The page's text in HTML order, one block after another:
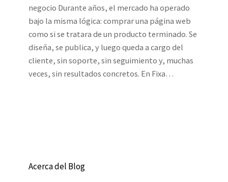
negocio Durante años, el mercado ha operado
bajo la misma lógica: comprar una página web
como si se tratara de un producto terminado. Se
diseña, se publica, y luego queda a cargo del
cliente, sin soporte, sin seguimiento y, muchas
veces, sin resultados concretos. En Fixa…
Acerca del Blog